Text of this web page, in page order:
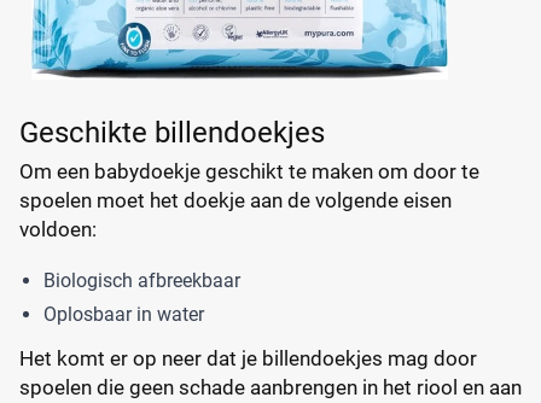
Geschikte billendoekjes
Om een babydoekje geschikt te maken om door te
spoelen moet het doekje aan de volgende eisen
voldoen:
Biologisch afbreekbaar
Oplosbaar in water
Het komt er op neer dat je billendoekjes mag door
spoelen die geen schade aanbrengen in het riool en aan